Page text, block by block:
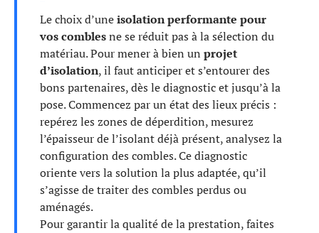
Le choix d’uneisolation performante pour
vos comblesne se réduit pas à la sélection du
matériau. Pour mener à bien un projet
d’isolation, il faut anticiper et s’entourer des
bons partenaires, dès le diagnostic et jusqu’à la
pose. Commencez par un état des lieux précis :
repérez les zones de déperdition, mesurez
l’épaisseur de l’isolant déjà présent, analysez la
configuration des combles. Ce diagnostic
oriente vers la solution la plus adaptée, qu’il
s’agisse de traiter des combles perdus ou
aménagés.
Pour garantir la qualité de la prestation, faites